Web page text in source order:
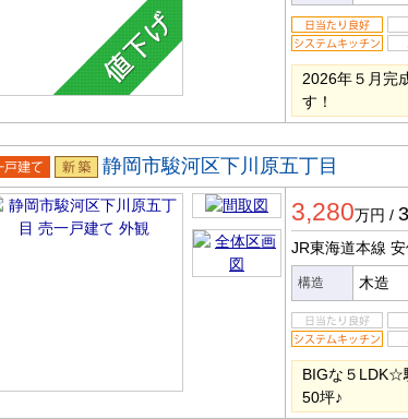
2026年５月完
す！
戸建 新築
静岡市駿河区下川原五丁目
3,280万円 /
JR東海道本線
構造 木造
BIGな５LDK☆
50坪♪